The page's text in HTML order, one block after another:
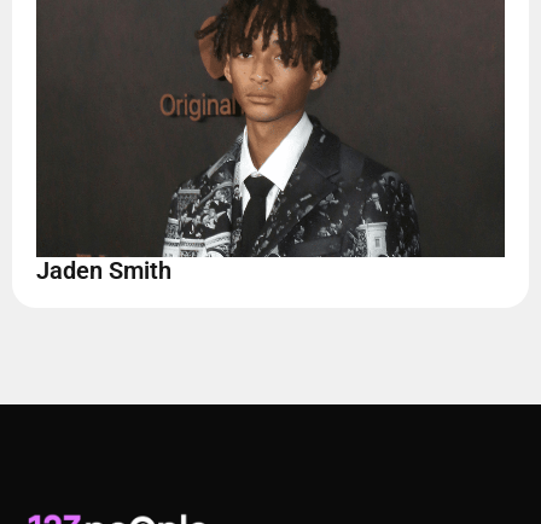
Jaden Smith